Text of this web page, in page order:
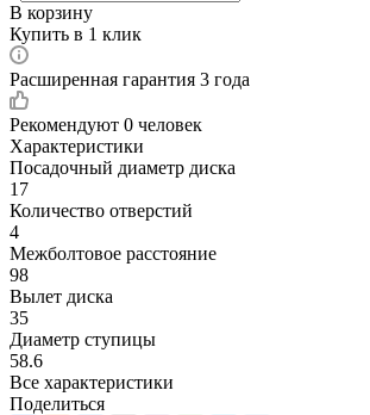
В корзину
Купить в 1 клик
Расширенная гарантия 3 года
Рекомендуют 0 человек
Характеристики
Посадочный диаметр диска
17
Количество отверстий
4
Межболтовое расстояние
98
Вылет диска
35
Диаметр ступицы
58.6
Все характеристики
Поделиться